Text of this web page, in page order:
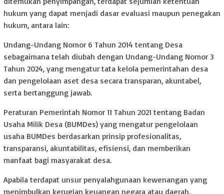
hukum yang dapat menjadi dasar evaluasi maupun penegakan
hukum, antara lain:
Undang-Undang Nomor 6 Tahun 2014 tentang Desa
sebagaimana telah diubah dengan Undang-Undang Nomor 3
Tahun 2024, yang mengatur tata kelola pemerintahan desa
dan pengelolaan aset desa secara transparan, akuntabel,
serta bertanggung jawab.
Peraturan Pemerintah Nomor 11 Tahun 2021 tentang Badan
Usaha Milik Desa (BUMDes) yang mengatur pengelolaan
usaha BUMDes berdasarkan prinsip profesionalitas,
transparansi, akuntabilitas, efisiensi, dan memberikan
manfaat bagi masyarakat desa.
Apabila terdapat unsur penyalahgunaan kewenangan yang
menimbulkan kerugian keuangan negara atau daerah,